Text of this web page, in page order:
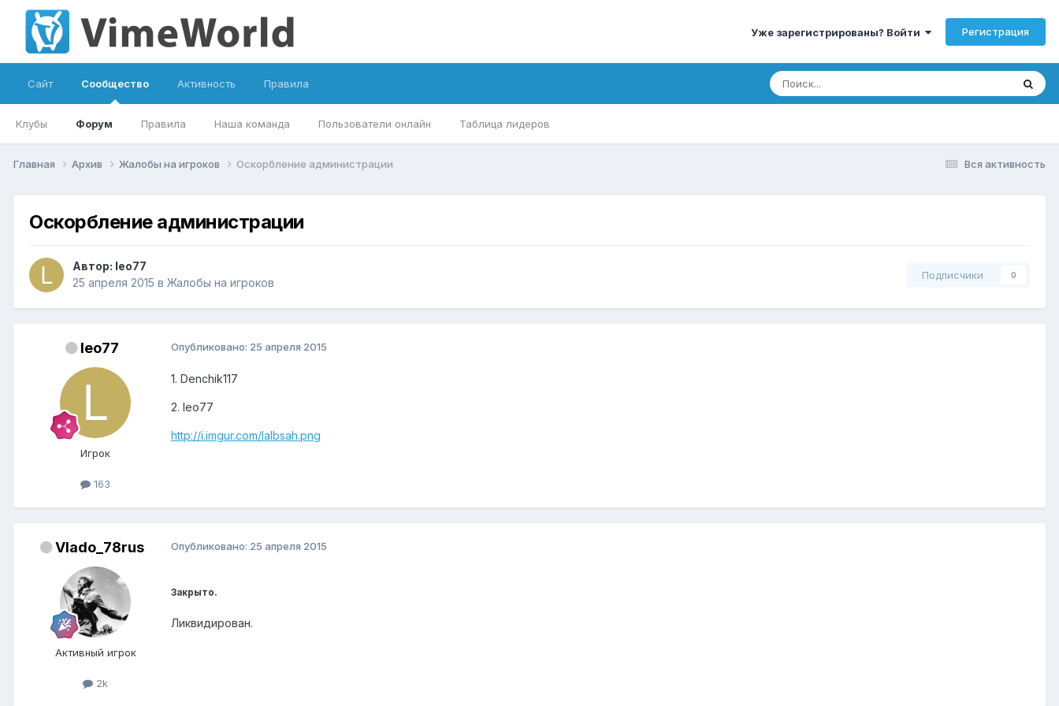
Уже зарегистрированы? Войти Регистрация
Сайт Сообщество
Клубы Форум Правила Наша команда Пользователи онлайн Таблица лидеров
Активность Правила
Вся активность
Главная Архив Жалобы на игроков Оскорбление администрации
Оскорбление администрации
Автор: leo77
25 апреля 2015 в Жалобы на игроков
Подписчики 0
leo77
Игрок
163
Опубликовано: 25 апреля 2015
1. Denchik117
2. leo77
http://i.imgur.com/IaIbsah.png
Vlado_78rus
Активный игрок
2k
Опубликовано: 25 апреля 2015
Закрыто.
Ликвидирован.